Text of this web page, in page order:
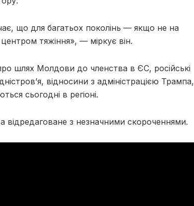
що для багатьох поколінь — якщо не на
тяжіння», — міркує він.
шлях Молдови до членства в ЄС, російські
відносини з адміністрацією Трампа,
сьогодні в регіоні.
відредаговане з незначними скороченнями.